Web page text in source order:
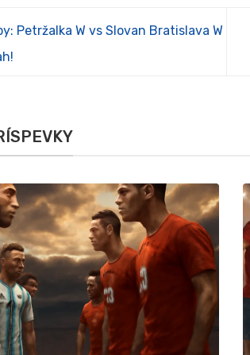
Petržalka W vs Slovan Bratislava W